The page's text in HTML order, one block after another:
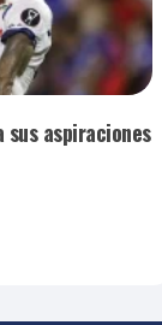
sus aspiraciones